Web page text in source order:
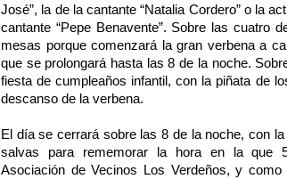
José”, la de la cantante “Natalia Cordero” o la
cantante “Pepe Benavente”. Sobre las cuatro
mesas porque comenzará la gran verbena a
que se prolongará hasta las 8 de la noche.
fiesta de cumpleaños infantil, con la piñata de
descanso de la verbena.
El día se cerrará sobre las 8 de la noche, con
salvas para rememorar la hora en la que
Asociación de Vecinos Los Verdeños, y